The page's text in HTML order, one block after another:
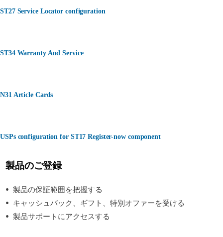
ST27 Service Locator configuration
ST34 Warranty And Service
N31 Article Cards
USPs configuration for ST17 Register-now component
製品のご登録
製品の保証範囲を把握する
キャッシュバック、ギフト、特別オファーを受ける
製品サポートにアクセスする